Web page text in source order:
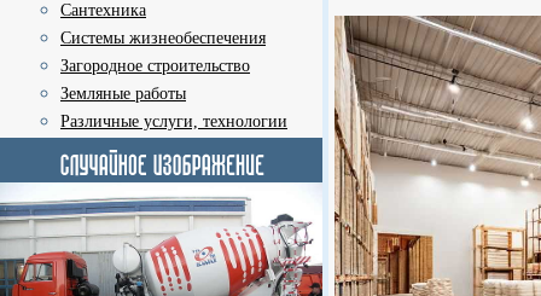
Сантехника
Системы жизнеобеспечения
Загородное строительство
Земляные работы
Различные услуги, технологии